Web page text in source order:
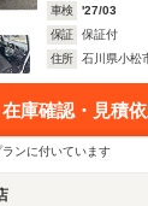
車検
'27/03
保証
保証付
住所
石川県小松
在庫確認・見積
ンに付いています